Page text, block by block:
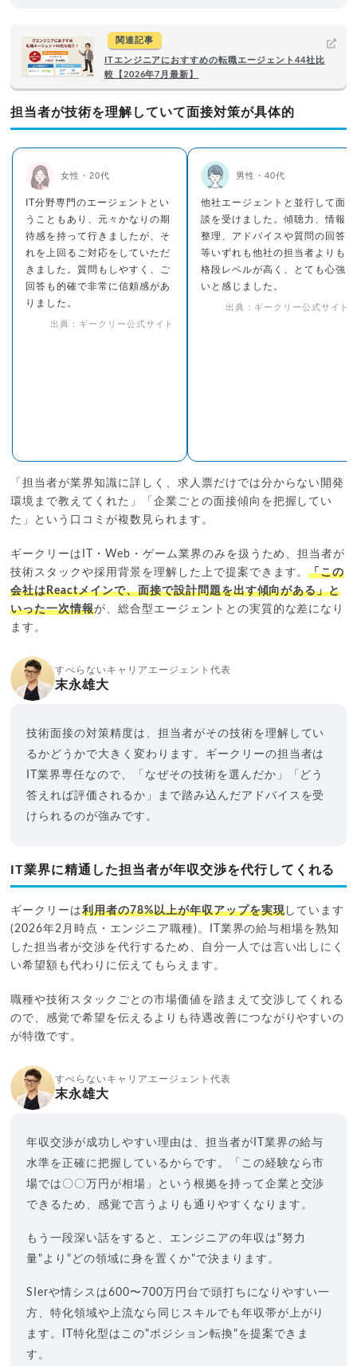
関連記事
ITエンジニアにおすすめの転職エージェント44社比
較【2026年7月最新】
担当者が技術を理解していて面接対策が具体的
女性・20代
IT分野専門のエージェントとい
うこともあり、元々かなりの期
待感を持って行きましたが、そ
れを上回るご対応をしていただ
きました。質問もしやすく、ご
回答も的確で非常に信頼感があ
りました。
出典：ギークリー公式サイト
男性・40代
他社エージェントと並行して面
談を受けました。傾聴力、情報
整理、アドバイスや質問の回答
等いずれも他社の担当者よりも
格段レベルが高く、とても心強
いと感じました。
出典：ギークリー公式サイト
「担当者が業界知識に詳しく、求人票だけでは分からない開発
環境まで教えてくれた」「企業ごとの面接傾向を把握してい
た」という口コミが複数見られます。
ギークリーはIT・Web・ゲーム業界のみを扱うため、担当者が
技術スタックや採用背景を理解した上で提案できます。「この
会社はReactメインで、面接で設計問題を出す傾向がある」と
いった一次情報が、総合型エージェントとの実質的な差になり
ます。
すべらないキャリアエージェント代表
末永雄大
技術面接の対策精度は、担当者がその技術を理解してい
るかどうかで大きく変わります。ギークリーの担当者は
IT業界専任なので、「なぜその技術を選んだか」「どう
答えれば評価されるか」まで踏み込んだアドバイスを受
けられるのが強みです。
IT業界に精通した担当者が年収交渉を代行してくれる
ギークリーは利用者の78%以上が年収アップを実現しています
(2026年2月時点・エンジニア職種)。IT業界の給与相場を熟知
した担当者が交渉を代行するため、自分一人では言い出しにく
い希望額も代わりに伝えてもらえます。
職種や技術スタックごとの市場価値を踏まえて交渉してくれる
ので、感覚で希望を伝えるよりも待遇改善につながりやすいの
が特徴です。
すべらないキャリアエージェント代表
末永雄大
年収交渉が成功しやすい理由は、担当者がIT業界の給与
水準を正確に把握しているからです。「この経験なら市
場では〇〇万円が相場」という根拠を持って企業と交渉
できるため、感覚で言うよりも通りやすくなります。
もう一段深い話をすると、エンジニアの年収は"努力
量"より"どの領域に身を置くか"で決まります。
SIerや情シスは600〜700万円台で頭打ちになりやすい一
方、特化領域や上流なら同じスキルでも年収帯が上がり
ます。IT特化型はこの"ポジション転換"を提案できま
す。